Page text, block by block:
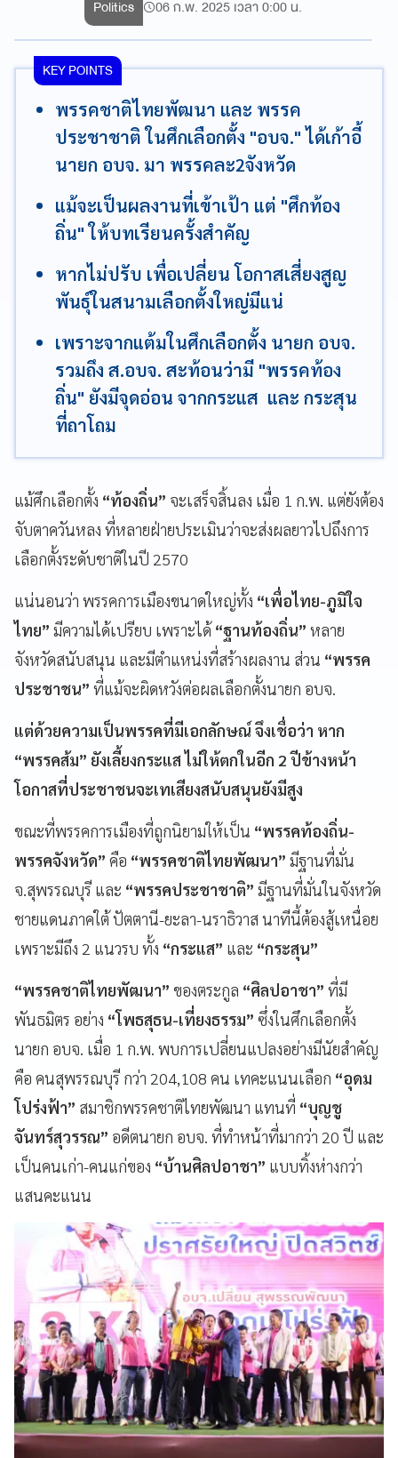
Politics 06 ก.พ. 2025 เวลา 0:00 น.
KEY POINTS
พรรคชาติไทยพัฒนา และ พรรค
ประชาชาติ ในศึกเลือกตั้ง "อบจ." ได้เก้าอี้
นายก อบจ. มา พรรคละ2จังหวัด
แม้จะเป็นผลงานที่เข้าเป้า แต่ "ศึกท้อง
ถิ่น" ให้บทเรียนครั้งสำคัญ
หากไม่ปรับ เพื่อเปลี่ยน โอกาสเสี่ยงสูญ
พันธุ์ในสนามเลือกตั้งใหญ่มีแน่
เพราะจากแต้มในศึกเลือกตั้ง นายก อบจ.
รวมถึง ส.อบจ. สะท้อนว่ามี "พรรคท้อง
ถิ่น" ยังมีจุดอ่อน จากกระแส และ กระสุน
ที่ถาโถม
แม้ศึกเลือกตั้ง “ท้องถิ่น” จะเสร็จสิ้นลง เมื่อ 1 ก.พ. แต่ยังต้อง
จับตาควันหลง ที่หลายฝ่ายประเมินว่าจะส่งผลยาวไปถึงการ
เลือกตั้งระดับชาติในปี 2570
แน่นอนว่า พรรคการเมืองขนาดใหญ่ทั้ง “เพื่อไทย-ภูมิใจ
ไทย” มีความได้เปรียบ เพราะได้ “ฐานท้องถิ่น” หลาย
จังหวัดสนับสนุน และมีตำแหน่งที่สร้างผลงาน ส่วน “พรรค
ประชาชน” ที่แม้จะผิดหวังต่อผลเลือกตั้งนายก อบจ.
แต่ด้วยความเป็นพรรคที่มีเอกลักษณ์ จึงเชื่อว่า หาก
“พรรคส้ม” ยังเลี้ยงกระแส ไม่ให้ตกในอีก 2 ปีข้างหน้า
โอกาสที่ประชาชนจะเทเสียงสนับสนุนยังมีสูง
ขณะที่พรรคการเมืองที่ถูกนิยามให้เป็น “พรรคท้องถิ่น-
พรรคจังหวัด” คือ “พรรคชาติไทยพัฒนา” มีฐานที่มั่น
จ.สุพรรณบุรี และ “พรรคประชาชาติ” มีฐานที่มั่นในจังหวัด
ชายแดนภาคใต้ ปัตตานี-ยะลา-นราธิวาส นาทีนี้ต้องสู้เหนื่อย
เพราะมีถึง 2 แนวรบ ทั้ง “กระแส” และ “กระสุน”
“พรรคชาติไทยพัฒนา” ของตระกูล “ศิลปอาชา” ที่มี
พันธมิตร อย่าง “โพธสุธน-เที่ยงธรรม” ซึ่งในศึกเลือกตั้ง
นายก อบจ. เมื่อ 1 ก.พ. พบการเปลี่ยนแปลงอย่างมีนัยสำคัญ
คือ คนสุพรรณบุรี กว่า 204,108 คน เทคะแนนเลือก “อุดม
โปร่งฟ้า” สมาชิกพรรคชาติไทยพัฒนา แทนที่ “บุญชู
จันทร์สุวรรณ” อดีตนายก อบจ. ที่ทำหน้าที่มากว่า 20 ปี และ
เป็นคนเก่า-คนแก่ของ “บ้านศิลปอาชา” แบบทิ้งห่างกว่า
แสนคะแนน